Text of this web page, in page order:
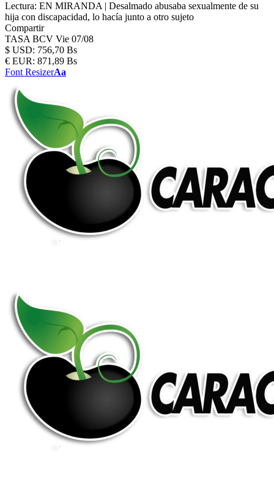
Lectura: EN MIRANDA | Desalmado abusaba sexualmente de su
hija con discapacidad, lo hacía junto a otro sujeto
Compartir
TASA BCV Vie 07/08
$ USD: 756,70 Bs
€ EUR: 871,89 Bs
Font ResizerAa